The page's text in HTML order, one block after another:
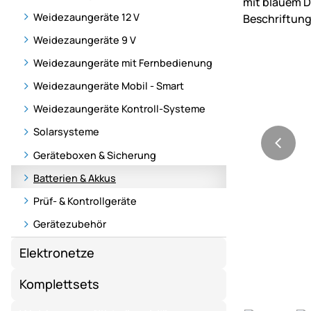
Weidezaungeräte 12 V
Weidezaungeräte 9 V
Weidezaungeräte mit Fernbedienung
Weidezaungeräte Mobil - Smart
Weidezaungeräte Kontroll-Systeme
Solarsysteme
Geräteboxen & Sicherung
Batterien & Akkus
Prüf- & Kontrollgeräte
Gerätezubehör
Elektronetze
Komplettsets